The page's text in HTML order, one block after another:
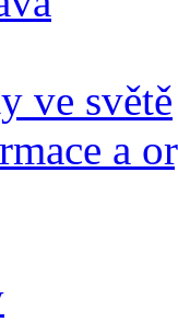
ve světě
a